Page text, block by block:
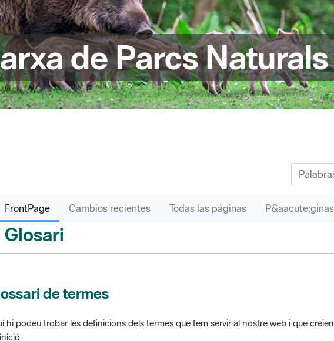
de Parcs Naturals
FrontPage Cambios recientes Todas las páginas
Glosari
de termes
hi podeu trobar les definicions dels termes que fem servir al nostre web i que